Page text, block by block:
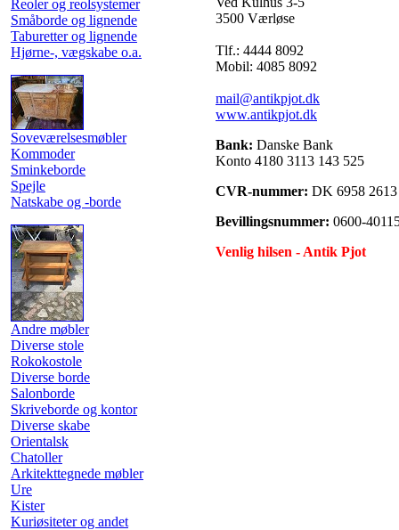
Reoler og reolsystemer
Småborde og lignende
Taburetter og lignende
Hjørne-, vægskabe o.a.
Soveværelsesmøbler
Kommoder
Sminkeborde
Spejle
Natskabe og -borde
Andre møbler
Diverse stole
Rokokostole
Diverse borde
Salonborde
Skriveborde og kontor
Diverse skabe
Orientalsk
Chatoller
Arkitekttegnede møbler
Ure
Kister
Kuriøsiteter og andet
3500 Værløse
Tlf.: 4444 8092
Mobil: 4085 8092
mail@antikpjot.dk
www.antikpjot.dk
Bank: Danske Bank
Konto 4180 3113 143 525
CVR-nummer: DK 6958 2613
Bevillingsnummer: 0600-
Venlig hilsen - Antik Pjot